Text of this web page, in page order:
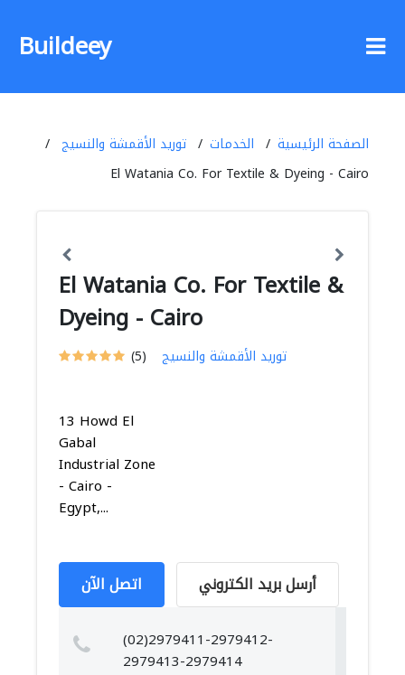
Buildeey
الصفحة الرئيسية الخدمات
توريد الأقمشة والنسيج
El Watania Co. For Textile & Dyeing - Cairo
El Watania Co. For Textile &
Dyeing - Cairo
(5) توريد الأقمشة والنسيج
13 Howd El
Gabal
Industrial Zone
- Cairo -
Egypt,...
اتصل الآن أرسل بريد الكتروني
(02)2979411-2979412-
2979413-2979414